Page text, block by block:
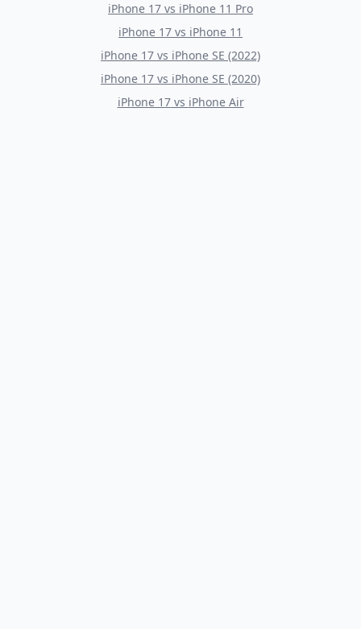
iPhone 17 vs iPhone 11 Pro
iPhone 17 vs iPhone 11
iPhone 17 vs iPhone SE (2022)
iPhone 17 vs iPhone SE (2020)
iPhone 17vs iPhone Air